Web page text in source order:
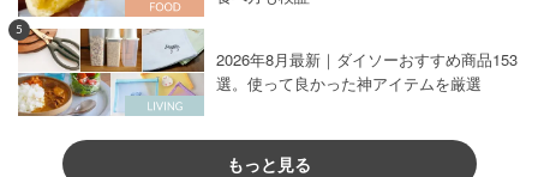
5
2026年8月最新｜ダイソーおすすめ商品153
選。使って良かった神アイテムを厳選
もっと見る